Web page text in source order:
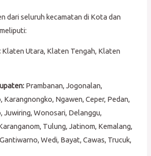
dari seluruh kecamatan di Kota dan
Klaten Utara, Klaten Tengah, Klaten
Prambanan, Jogonalan,
Karangnongko, Ngawen, Ceper, Pedan,
Juwiring, Wonosari, Delanggu,
Tulung, Jatinom, Kemalang,
Wedi, Bayat, Cawas, Trucuk,